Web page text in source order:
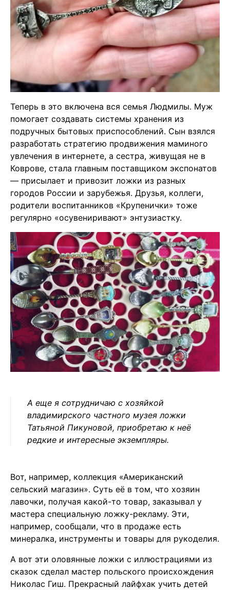
Теперь в это включена вся семья Людмилы. Муж
помогает создавать системы хранения из
подручных бытовых приспособлений. Сын взялся
разработать стратегию продвижения маминого
увлечения в интернете, а сестра, живущая не в
Коврове, стала главным поставщиком экспонатов
— присылает и привозит ложки из разных
городов России и зарубежья. Друзья, коллеги,
родители воспитанников «Крупенички» тоже
регулярно «осувениривают» энтузиастку.
А еще я сотрудничаю с хозяйкой
владимирского частного музея ложки
Татьяной Пикуновой, приобретаю к неё
редкие и интересные экземпляры.
Вот, например, коллекция «Американский
сельский магазин». Суть её в том, что хозяин
лавочки, получая какой-то товар, заказывал у
мастера специальную ложку-рекламу. Эти,
например, сообщали, что в продаже есть
минералка, инструменты и товары для рукоделия.
А вот эти оловянные ложки с иллюстрациями из
сказок сделал мастер польского происхождения
Николас Гиш. Прекрасный лайфхак учить детей